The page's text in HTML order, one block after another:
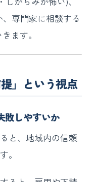
専門家に相談する
ます。
」という視点
敗しやすいか
と、地域内の信頼
。